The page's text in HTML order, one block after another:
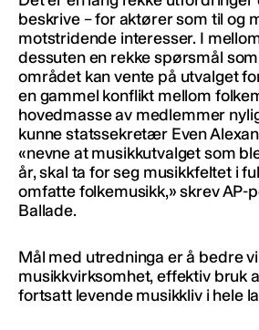
beskrive – for aktører som til og
motstridende interesser. I
dessuten en rekke spørsmål
området kan vente på utvalget
en gammel konflikt mellom
hovedmasse av medlemmer
kunne statssekretær ​​Even
«nevne at musikkutvalget som
år, skal ta for seg musikkfeltet i
omfatte folkemusikk,» skrev AP-
Ballade.
Mål med utredninga er å bedre
musikkvirksomhet, effektiv bruk
fortsatt levende musikkliv i hele